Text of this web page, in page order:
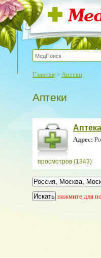
Главная > Аптеки
Аптеки
Адрес:
просмотров (1343)
нажмите для